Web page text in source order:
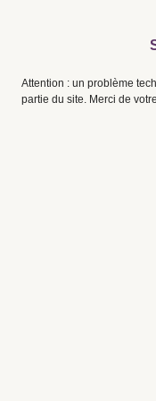
Attention : un problème
partie du site. Merci de